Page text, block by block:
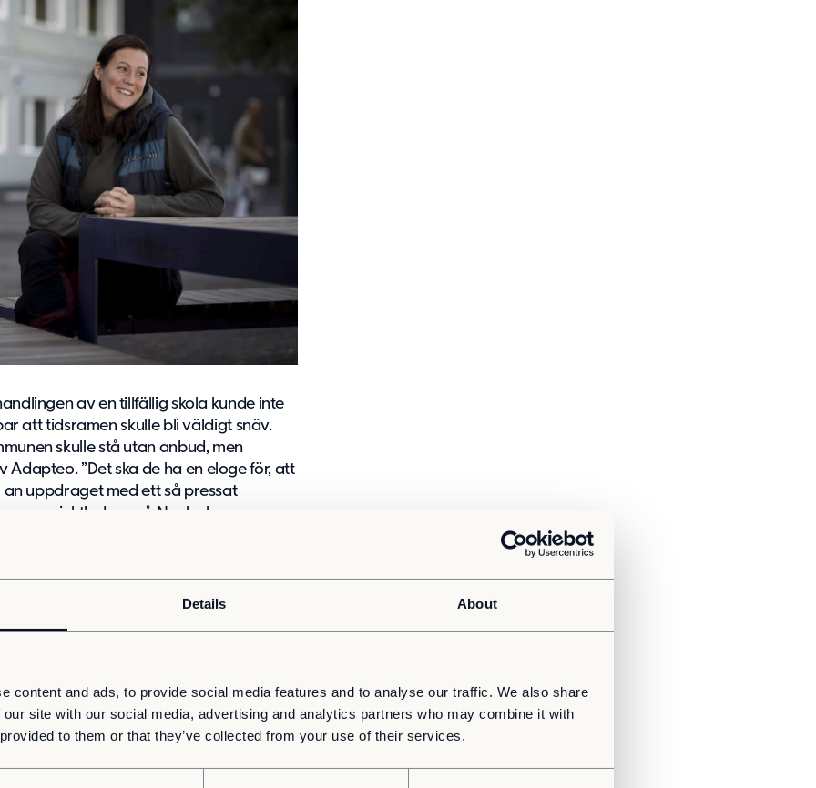
Details About
content and ads, to provide social media features and to analyse our traffic. We also share
site with our social media, advertising and analytics partners who may combine it with
to them or that they’ve collected from your use of their services.
av en tillfällig skola kunde inte
att tidsramen skulle bli väldigt snäv.
skulle stå utan anbud, men
”Det ska de ha en eloge för, att
uppdraget med ett så pressat
på Nacka kommun.
med ström till markområdet,
Samtidigt har det även pågått
samplanering och samordning från
anpassningsförmåga hos såväl
och leverantörer kunde projektet
och anpassningsbara efter hur
in i skolbyggnaden. Den tillfälliga